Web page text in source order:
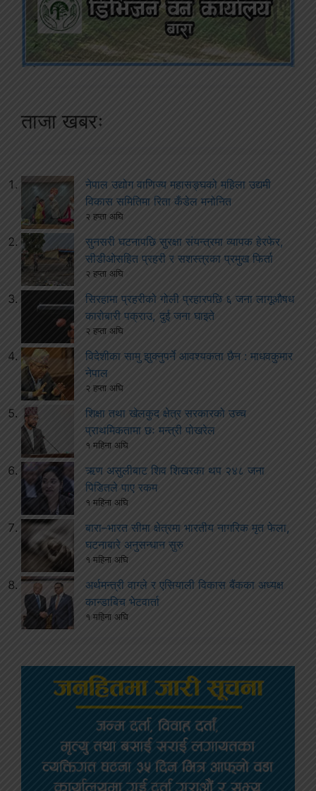
ताजा खबरः
नेपाल उद्योग वाणिज्य महासङ्घको महिला उद्यमी
विकास समितिमा रिता कँडेल मनोनित
२ हप्ता अघि
सुनसरी घटनापछि सुरक्षा संयन्त्रमा व्यापक हेरफेर,
सीडीओसहित प्रहरी र सशस्त्रका प्रमुख फिर्ता
२ हप्ता अघि
सिरहामा प्रहरीको गोली प्रहारपछि ६ जना लागूऔषध
कारोबारी पक्राउ, दुई जना घाइते
२ हप्ता अघि
विदेशीका सामु झुक्नुपर्ने आवश्यकता छैन : माधवकुमार
नेपाल
२ हप्ता अघि
शिक्षा तथा खेलकुद क्षेत्र सरकारको उच्च
प्राथमिकतामा छः मन्त्री पोखरेल
१ महिना अघि
ऋण असुलीबाट शिव शिखरका थप २४८ जना
पिडितले पाए रकम
१ महिना अघि
बारा–भारत सीमा क्षेत्रमा भारतीय नागरिक मृत फेला,
घटनाबारे अनुसन्धान सुरु
१ महिना अघि
अर्थमन्त्री वाग्ले र एसियाली विकास बैंकका अध्यक्ष
कान्डाबिच भेटवार्ता
१ महिना अघि